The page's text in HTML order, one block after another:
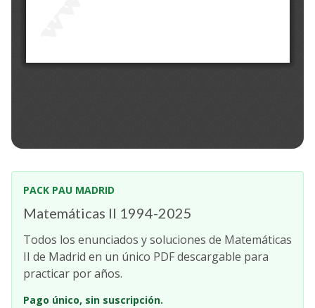
PACK PAU MADRID
Matemáticas II 1994-2025
Todos los enunciados y soluciones de Matemáticas
II de Madrid en un único PDF descargable para
practicar por años.
Pago único, sin suscripción.